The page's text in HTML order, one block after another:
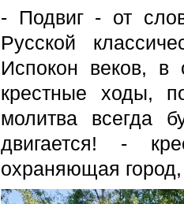
- Подвиг - от
Русской
Испокон веков,
крестные ходы,
молитва всегда
двигается! -
охраняющая